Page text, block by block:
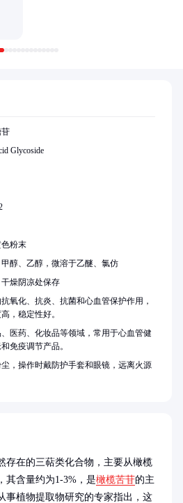
存在的三萜类化合物，主要从橄榄
其含量约为1-3%，是橄榄苦苷的主
事植物提取物研究的专家指出，这
Glycoside
粉末
醇、乙醇，微溶于乙醚、氯仿
燥阴凉处保存
氧化、抗炎、抗菌和心血管保护作用，
，稳定性好。
医药、化妆品等领域，常用于心血管健
免疫调节产品。
，操作时戴防护手套和眼镜，远离火源